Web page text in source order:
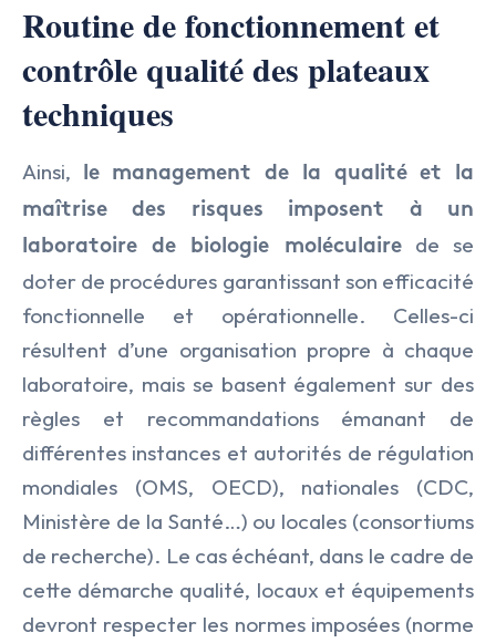
Routine de fonctionnement et
contrôle qualité des plateaux
techniques
Ainsi,
le management de la qualité et la
maîtrise des risques imposent à un
laboratoire de biologie moléculairede se
doter de procédures garantissant son efficacité
fonctionnelle et opérationnelle. Celles-ci
résultent d’une organisation propre à chaque
laboratoire, mais se basent également sur des
règles et recommandations émanant de
différentes instances et autorités de régulation
mondiales (OMS, OECD), nationales (CDC,
Ministère de la Santé…) ou locales (consortiums
de recherche). Le cas échéant, dans le cadre de
cette démarche qualité, locaux et équipements
devront respecter les normes imposées (norme